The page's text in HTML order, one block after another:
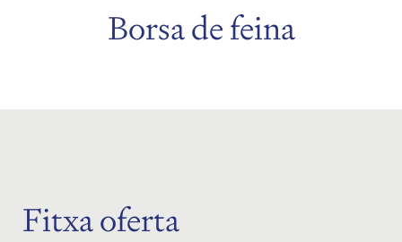
Borsa de feina
Fitxa oferta